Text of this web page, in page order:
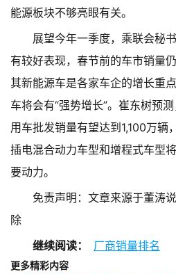
能源板块不够亮眼有关。
展望今年一季度，乘联会秘
有较好表现，春节前的车市销量
其新能源车是各家车企的增长重
车将会有“强势增长”。崔东树预
用车批发销量有望达到1,100万辆
插电混合动力车型和增程式车型
要动力。
免责声明：文章来源于董涛
除
继续阅读：
厂商销量排名
更多精彩内容